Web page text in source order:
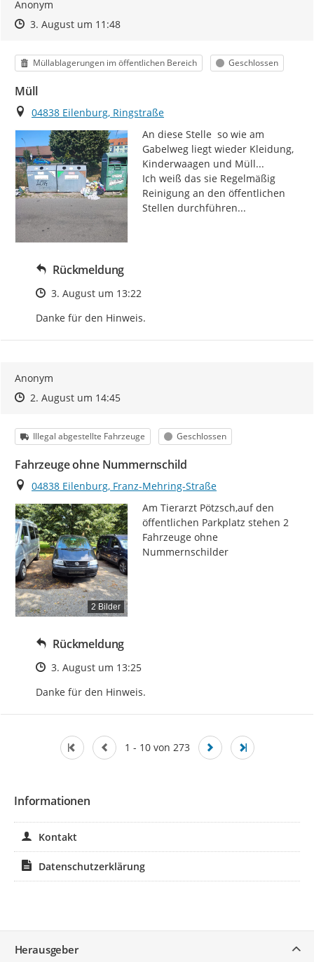
Anonym
Zeitpunkt des Erstellens
Zeitpunkt des Erstellens
3. August um 11:48Zur Äußerung
Kategorie
Müllablagerungen im öffentlichen Bereich Status
Geschlossen
Müll
Ort
04838 Eilenburg, Ringstraße
An diese Stelle  so wie am
Gabelweg liegt wieder Kleidung,
Kinderwaagen und Müll...
Ich weiß das sie Regelmäßig
Reinigung an den öffentlichen
Stellen durchführen...
Rückmeldung
Zeitpunkt des Erstellens
3. August um 13:22
Danke für den Hinweis.
Anonym
Zeitpunkt des Erstellens
Zeitpunkt des Erstellens
2. August um 14:45Zur Äußerung
Kategorie
Illegal abgestellte Fahrzeuge Status
Geschlossen
Fahrzeuge ohne Nummernschild
Ort
04838 Eilenburg, Franz-Mehring-Straße
2 Bilder
Am Tierarzt Pötzsch,auf den
öffentlichen Parkplatz stehen 2
Fahrzeuge ohne
Nummernschilder
Rückmeldung
Zeitpunkt des Erstellens
3. August um 13:25
Danke für den Hinweis.
1 - 10 von 273
Informationen
Kontakt
Datenschutzerklärung
Herausgeber